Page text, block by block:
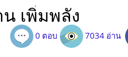
เพิ่มพลัง
0 ตอบ 7034 อ่าน